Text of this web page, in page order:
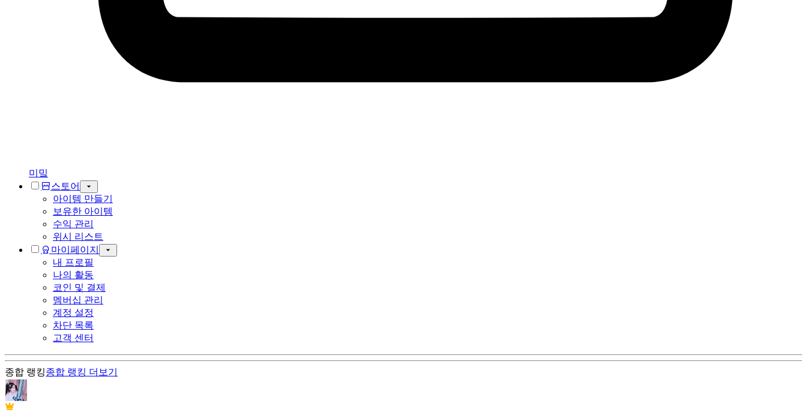
미밐
스토어
아이템 만들기
보유한 아이템
수익 관리
위시 리스트
마이페이지
내 프로필
나의 활동
코인 및 결제
멤버십 관리
계정 설정
차단 목록
고객 센터
종합 랭킹종합 랭킹 더보기